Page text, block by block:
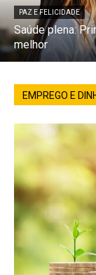
PAZ E FELICIDADE
Saúde plena:
melhor
EMPREGO E